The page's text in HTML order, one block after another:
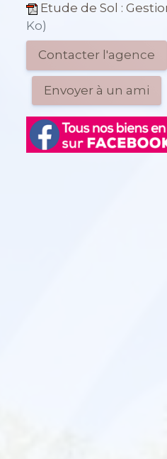
Etude de Sol :
Ko)
Contacter l'agence
Envoyer à un ami